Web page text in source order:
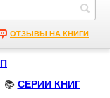
ОТЗЫВЫ НА КНИГИ
📚 СЕРИИ КНИГ